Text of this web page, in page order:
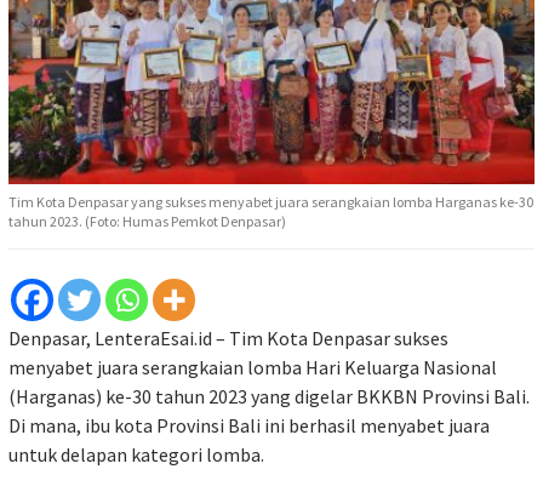
Tim Kota Denpasar yang sukses menyabet juara serangkaian lomba Harganas ke-30
tahun 2023. (Foto: Humas Pemkot Denpasar)
Denpasar, LenteraEsai.id – Tim Kota Denpasar sukses
menyabet juara serangkaian lomba Hari Keluarga Nasional
(Harganas) ke-30 tahun 2023 yang digelar BKKBN Provinsi Bali.
Di mana, ibu kota Provinsi Bali ini berhasil menyabet juara
untuk delapan kategori lomba.